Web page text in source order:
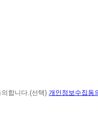
합니다.(선택) 개인정보수집동